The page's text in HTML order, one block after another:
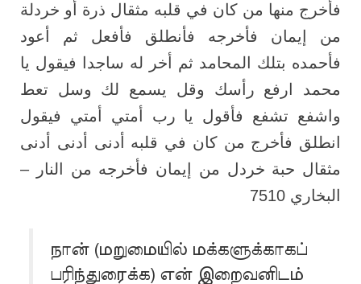
فأخرج منها من كان في قلبه مثقال ذرة أو خردلة
من إيمان فأخرجه فأنطلق فأفعل ثم أعود
فأحمده بتلك المحامد ثم أخر له ساجدا فيقول يا
محمد ارفع رأسك وقل يسمع لك وسل تعط
واشفع تشفع فأقول يا رب أمتي أمتي فيقول
انطلق فأخرج من كان في قلبه أدنى أدنى أدنى
مثقال حبة خردل من إيمان فأخرجه من النار –
البخاري 7510
நான் (மறுமையில் மக்களுக்காகப்
பரிந்துரைக்க) என் இறைவனிடம்